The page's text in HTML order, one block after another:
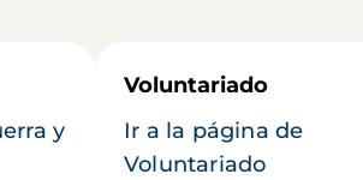
y
Voluntariado
Ir a la página de
Voluntariado